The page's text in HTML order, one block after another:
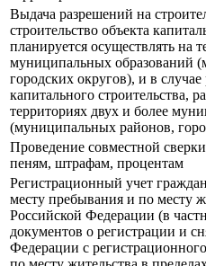
Выдача разрешений на
строительство объекта
планируется осуществлять на
муниципальных образований
городских округов), и в
капитального строительства,
территориях двух и более
(муниципальных районов,
Проведение совместной
пеням, штрафам, процентам
Регистрационный учет
месту пребывания и по месту
Российской Федерации (в
документов о регистрации и
Федерации с